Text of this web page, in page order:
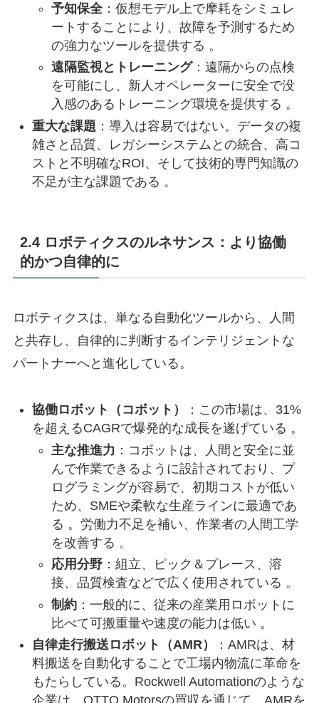
予知保全：仮想モデル上で摩耗をシミュレ
ートすることにより、故障を予測するため
の強力なツールを提供する 。
遠隔監視とトレーニング：遠隔からの点検
を可能にし、新人オペレーターに安全で没
入感のあるトレーニング環境を提供する 。
重大な課題 ：導入は容易ではない。データの複
雑さと品質、レガシーシステムとの統合、高コ
ストと不明確なROI、そして技術的専門知識の
不足が主な課題である 。
2.4 ロボティクスのルネサンス：より協働
的かつ自律的に
ロボティクスは、単なる自動化ツールから、人間
と共存し、自律的に判断するインテリジェントな
パートナーへと進化している。
協働ロボット（コボット）
：この市場は、31%
を超えるCAGRで爆発的な成長を遂げている 。
主な推進力 ：コボットは、人間と安全に並
んで作業できるように設計されており、プ
ログラミングが容易で、初期コストが低い
ため、SMEや柔軟な生産ラインに最適であ
る 。労働力不足を補い、作業者の人間工学
を改善する 。
応用分野：組立、ピック＆プレース、溶
接、品質検査などで広く使用されている 。
制約：一般的に、従来の産業用ロボットに
比べて可搬重量や速度の能力は低い 。
自律走行搬送ロボット（AMR）
：AMRは、材
料搬送を自動化することで工場内物流に革命を
もたらしている。Rockwell Automationのような
企業は、OTTO Motorsの買収を通じて、AMRを